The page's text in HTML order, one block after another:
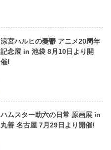
涼宮ハルヒの憂鬱 アニメ20周年
記念展 in 池袋 8月10日より開
催!
ハムスター助六の日常 原画展 in
丸善 名古屋 7月29日より開催!